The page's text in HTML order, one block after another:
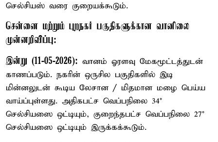
செல்சியஸ் வரை குறையக்கூடும்.
சென்னை மற்றும் புறநகர் பகுதிகளுக்கான வானிலை
முன்னறிவிப்பு:
இன்று (11-05-2026): வானம் ஓரளவு மேகமூட்டத்துடன்
காணப்படும். நகரின் ஒருசில பகுதிகளில் இடி
மின்னலுடன் கூடிய லேசான / மிதமான மழை பெய்ய
வாய்ப்புள்ளது. அதிகபட்ச வெப்பநிலை 34°
செல்சியஸை ஒட்டியும், குறைந்தபட்ச வெப்பநிலை 27°
செல்சியஸை ஒட்டியும் இருக்கக்கூடும்.